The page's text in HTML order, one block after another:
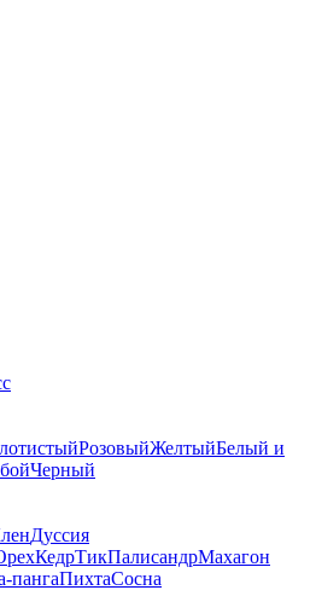
РозовыйЖелтыйБелый и
Черный
Дуссия
КедрТикПалисандрМахагон
пангаПихтаСосна